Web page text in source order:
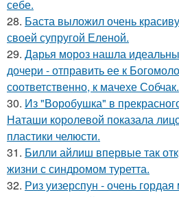
себе.
28. Баста выложил очень
своей супругой Еленой.
29. Дарья мороз нашла
дочери - отправить ее к
соответственно, к мачехе Собчак.
30. Из "Воробушка" в
Наташи королевой показала
пластики челюсти.
31. Билли айлиш впервые так
жизни с синдромом туретта.
32. Риз уизерспун - очень